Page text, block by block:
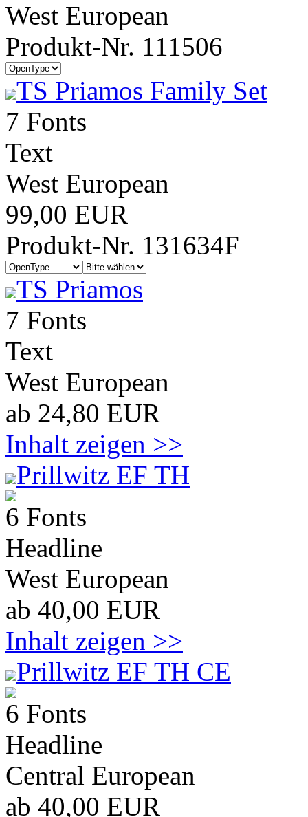
West European
Produkt-Nr. 111506
TS Priamos Family Set
7 Fonts
Text
West European
99,00 EUR
Produkt-Nr. 131634F
TS Priamos
7 Fonts
Text
West European
ab 24,80 EUR
Inhalt zeigen >>
Prillwitz EF TH
6 Fonts
Headline
West European
ab 40,00 EUR
Inhalt zeigen >>
Prillwitz EF TH CE
6 Fonts
Headline
Central European
ab 40,00 EUR